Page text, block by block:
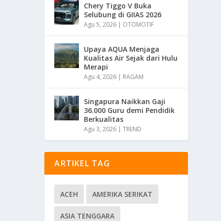
Chery Tiggo V Buka
Selubung di GIIAS 2026
Agu 5, 2026 | OTOMOTIF
Upaya AQUA Menjaga
Kualitas Air Sejak dari Hulu
Merapi
Agu 4, 2026 | RAGAM
Singapura Naikkan Gaji
36.000 Guru demi Pendidik
Berkualitas
Agu 3, 2026 |TREND
ARTIKEL TAG
ACEH AMERIKA SERIKAT
ASIA TENGGARA